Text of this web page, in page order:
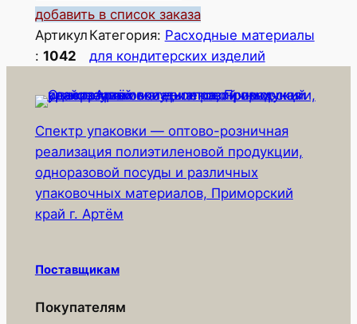
о
л
и
ч
е
с
т
в
о
т
о
р
а
добавить в список заказа
Артикул
: 1042
Категория: Расходные материалы
для кондитерских изделий
Спектр упаковки — оптово-розничная
реализация полиэтиленовой продукции,
одноразовой посуды и различных
упаковочных материалов, Приморский
край г. Артём
Поставщикам
Покупателям